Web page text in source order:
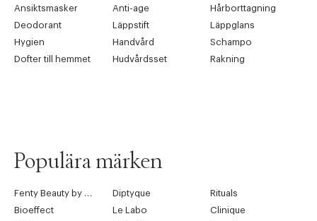
Ansiktsmasker
Anti-age
Hårborttagning
Deodorant
Läppstift
Läppglans
Hygien
Handvård
Schampo
Dofter till hemmet
Hudvårdsset Rakning
Populära märken
Diptyque
Rituals
Bioeffect
Le Labo
Clinique